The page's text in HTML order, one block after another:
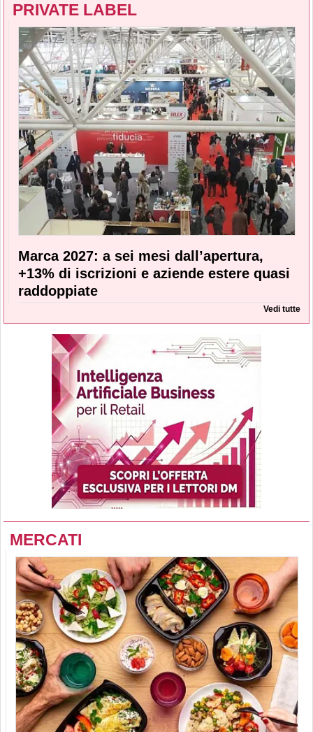
PRIVATE LABEL
Marca 2027: a sei mesi dall’apertura,
+13% di iscrizioni e aziende estere quasi
raddoppiate
Vedi tutte
MERCATI